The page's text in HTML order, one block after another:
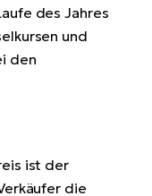
des Jahres
und
den
ist der
die